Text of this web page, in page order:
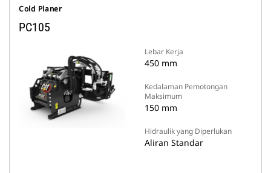
Cold Planer
PC105
Lebar Kerja
450 mm
Kedalaman Pemotongan
Maksimum
150 mm
Hidraulik yang Diperlukan
Aliran Standar